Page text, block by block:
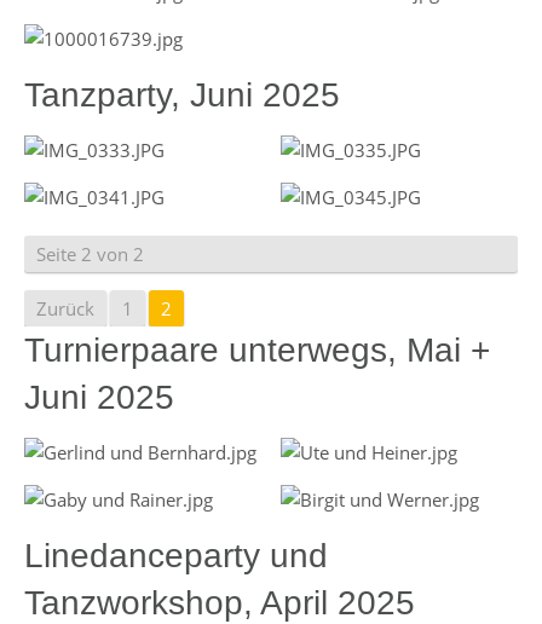
Tanzparty, Juni 2025
Seite 2 von 2
Zurück 1 2
Turnierpaare unterwegs, Mai +
Juni 2025
Linedanceparty und
Tanzworkshop, April 2025